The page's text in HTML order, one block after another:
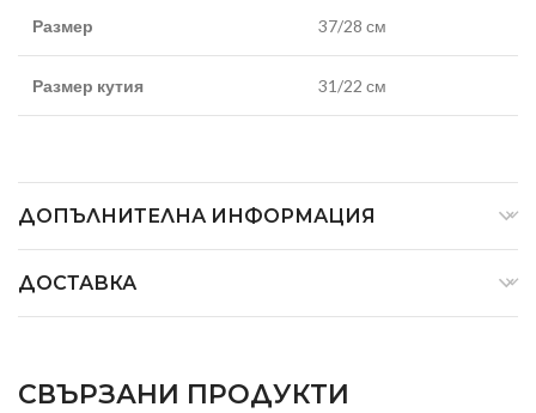
Размер 37/28 см
Размер кутия 31/22 см
ДОПЪЛНИТЕЛНА ИНФОРМАЦИЯ
ДОСТАВКА
СВЪРЗАНИ ПРОДУКТИ